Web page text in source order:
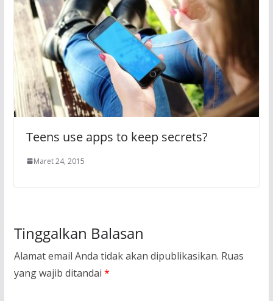
Teens use apps to keep secrets?
Maret 24, 2015
Tinggalkan Balasan
Alamat email Anda tidak akan dipublikasikan. Ruas
yang wajib ditandai *